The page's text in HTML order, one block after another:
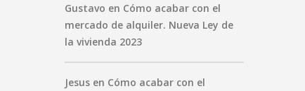
Gustavo en Cómo acabar con el
mercado de alquiler. Nueva Ley de
la vivienda 2023
Jesus en Cómo acabar con el